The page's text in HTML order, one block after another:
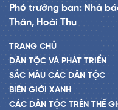
Phó trưởng ban: Nhà
Thân, Hoài Thu
TRANG CHỦ
DÂN TỘC VÀ PHÁT TRIỂN
SẮC MÀU CÁC DÂN TỘC
BIÊN GIỚI XANH
CÁC DÂN TỘC TRÊN THẾ